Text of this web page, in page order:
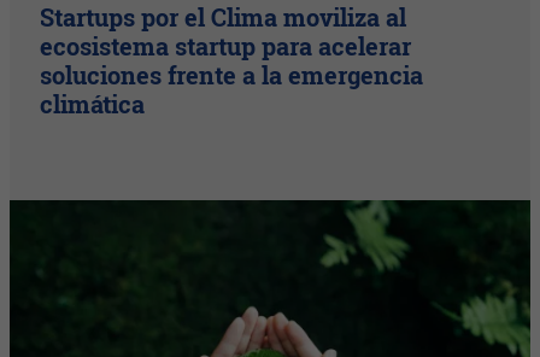
Startups por el Clima moviliza al
ecosistema startup para acelerar
soluciones frente a la emergencia
climática